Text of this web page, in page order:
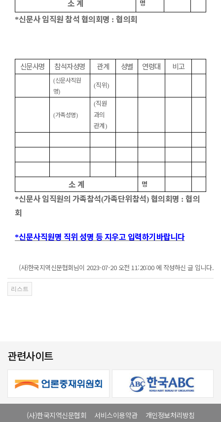
소 계 명
*신문사 임직원 참석 협의회명 : 협의회
신문사명 참석자성명 관계 성별 연령대 비고
(신문사직원
명)
(직위)
(가족성명)
(직원
과의
관계)
소 계 명
*신문사 임직원의 가족참석(가족단위참석) 협의회명 : 협의
회
*신문사직원명 직위 성명 등 지우고 입력하기바랍니다
(사)한국지역신문협회님이 2023-07-20 오전 11:20:00 에 작성하신 글 입니다.
관련사이트
(사)한국지역신문협회 서비스이용약관 개인정보처리방침